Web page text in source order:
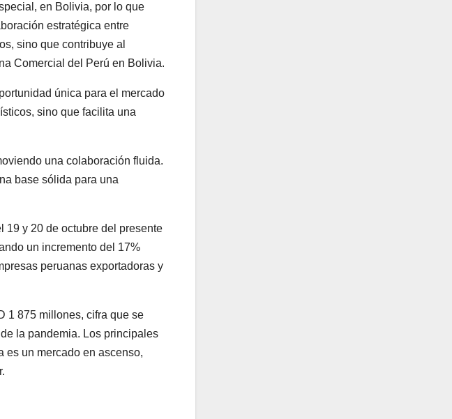
en Bolivia, por lo que
estratégica entre
sino que contribuye al
Comercial del Perú en Bolivia.
única para el mercado
sino que facilita una
una colaboración fluida.
base sólida para una
19 y 20 de octubre del presente
un incremento del 17%
peruanas exportadoras y
1 875 millones, cifra que se
la pandemia. Los principales
es un mercado en ascenso,